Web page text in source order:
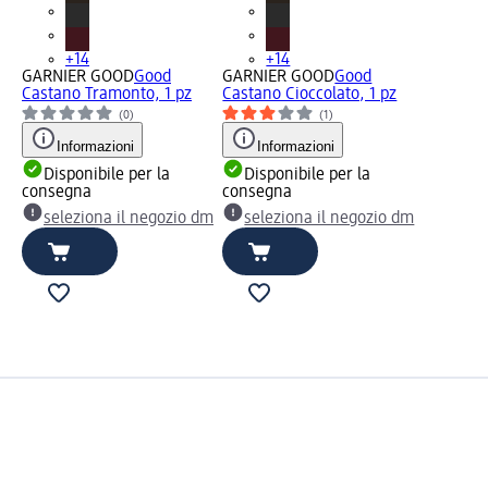
+14
GARNIER GOODGood
Castano Tramonto, 1 pz
(0)
Informazioni
Disponibile per la
consegna
seleziona il negozio dm
+14
GARNIER GOODGood
Castano Cioccolato, 1 pz
(1)
Informazioni
Disponibile per la
consegna
seleziona il negozio dm